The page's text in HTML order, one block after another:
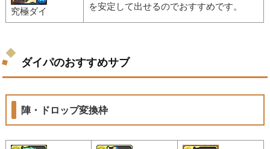
究極ダイ
を安定して出せるのでおすすめです。
ダイパのおすすめサブ
陣・ドロップ変換枠